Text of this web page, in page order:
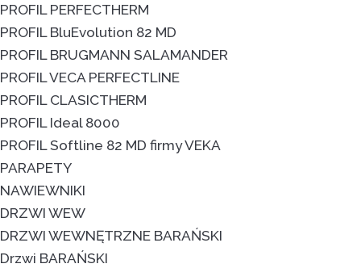
PROFIL PERFECTHERM
PROFIL BluEvolution 82 MD
PROFIL BRUGMANN SALAMANDER
PROFIL VECA PERFECTLINE
PROFIL CLASICTHERM
PROFIL Ideal 8000
PROFIL Softline 82 MD firmy VEKA
PARAPETY
NAWIEWNIKI
DRZWI WEW
DRZWI WEWNĘTRZNE BARAŃSKI
Drzwi BARAŃSKI